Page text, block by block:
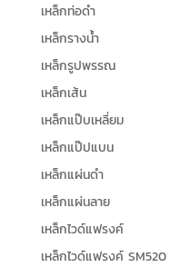
เหล็กท่อดำ
เหล็กรางน้ำ
เหล็กรูปพรรณ
เหล็กเส้น
เหล็กแป๊บเหลี่ยม
เหล็กแป๊ปแบน
เหล็กแผ่นดำ
เหล็กแผ่นลาย
เหล็กไวด์แฟรงค์
เหล็กไวด์แฟรงค์ SM520